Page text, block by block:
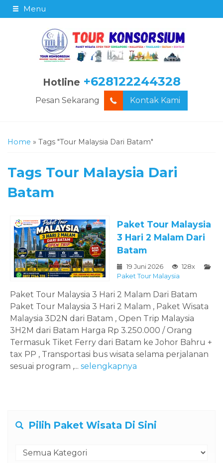
Menu
Hotline +628122244328
Pesan Sekarang Kontak Kami
Home » Tags "Tour Malaysia Dari Batam"
Tags Tour Malaysia Dari
Batam
Paket Tour Malaysia
3 Hari 2 Malam Dari
Batam
19 Juni 2026
128x
Paket Tour Malaysia
Paket Tour Malaysia 3 Hari 2 Malam Dari Batam
Paket Tour Malaysia 3 Hari 2 Malam , Paket Wisata
Malaysia 3D2N dari Batam , Open Trip Malaysia
3H2M dari Batam Harga Rp 3.250.000 / Orang
Termasuk Tiket Ferry dari Batam ke Johor Bahru +
tax PP , Transportasi bus wisata selama perjalanan
sesuai program ,... selengkapnya
Pilih Paket Wisata Di Sini